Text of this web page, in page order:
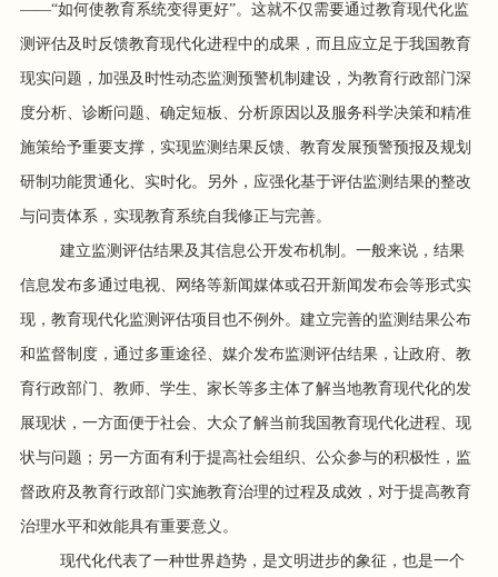
——“如何使教育系统变得更好”。这就不仅需要通过教育现代化监
测评估及时反馈教育现代化进程中的成果，而且应立足于我国教育
现实问题，加强及时性动态监测预警机制建设，为教育行政部门深
度分析、诊断问题、确定短板、分析原因以及服务科学决策和精准
施策给予重要支撑，实现监测结果反馈、教育发展预警预报及规划
研制功能贯通化、实时化。另外，应强化基于评估监测结果的整改
与问责体系，实现教育系统自我修正与完善。
建立监测评估结果及其信息公开发布机制。一般来说，结果
信息发布多通过电视、网络等新闻媒体或召开新闻发布会等形式实
现，教育现代化监测评估项目也不例外。建立完善的监测结果公布
和监督制度，通过多重途径、媒介发布监测评估结果，让政府、教
育行政部门、教师、学生、家长等多主体了解当地教育现代化的发
展现状，一方面便于社会、大众了解当前我国教育现代化进程、现
状与问题；另一方面有利于提高社会组织、公众参与的积极性，监
督政府及教育行政部门实施教育治理的过程及成效，对于提高教育
治理水平和效能具有重要意义。
现代化代表了一种世界趋势，是文明进步的象征，也是一个